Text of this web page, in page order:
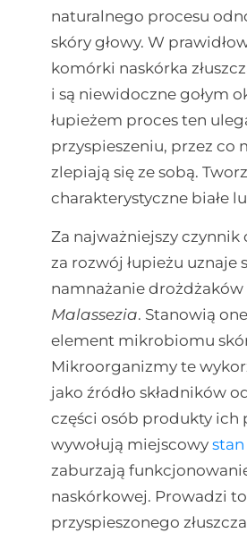
naturalnego procesu
skóry głowy. W
komórki naskórka
i są niewidoczne gołym
łupieżem proces ten
przyspieszeniu, przez co
zlepiają się ze sobą.
charakterystyczne białe
Za najważniejszy
za rozwój łupieżu uznaje
namnażanie drożdżaków
Malassezia. Stanowią
element mikrobiomu
Mikroorganizmy te
jako źródło składników
części osób produkty ich
wywołują miejscowy
zaburzają
naskórkowej. Prowadzi
przyspieszonego